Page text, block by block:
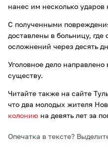
нанес им несколько ударов
С полученными
доставлены в больницу,
осложнений через десять
Уголовное дело
существу.
Читайте также на сайте
что два молодых жителя
колонию на девять лет за
Опечатка в тексте?